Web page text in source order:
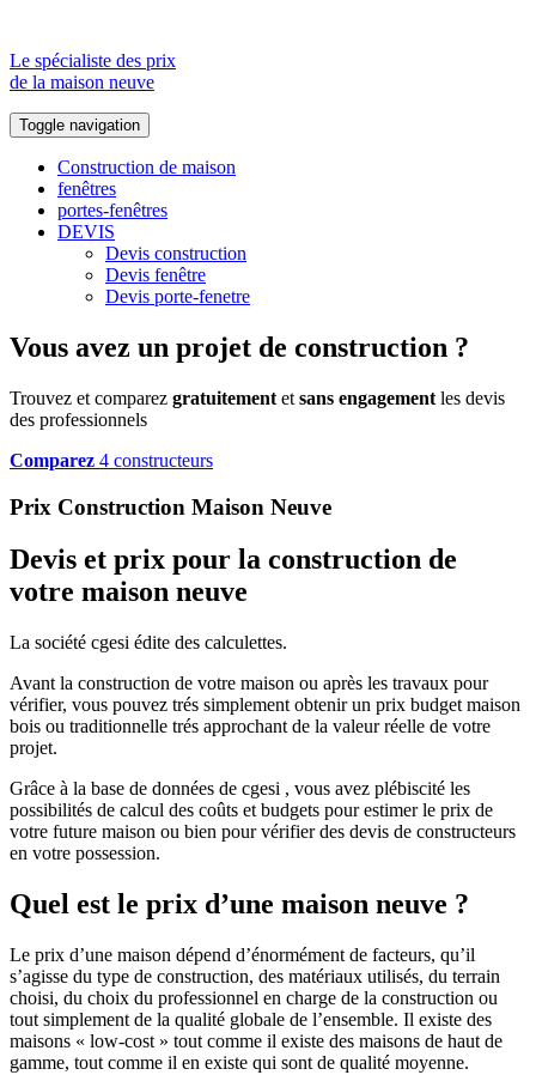
Le spécialiste des prix
de la maison neuve
Toggle navigation
Construction de maison
fenêtres
portes-fenêtres
DEVIS
Devis construction
Devis fenêtre
Devis porte-fenetre
Vous avez un projet de construction ?
Trouvez et comparez gratuitement et sans engagement les devis
des professionnels
Comparez 4 constructeurs
Prix Construction Maison Neuve
Devis et prix pour la construction de
votre maison neuve
La société cgesi édite des calculettes.
Avant la construction de votre maison ou après les travaux pour
vérifier, vous pouvez trés simplement obtenir un prix budget maison
bois ou traditionnelle trés approchant de la valeur réelle de votre
projet.
Grâce à la base de données de cgesi , vous avez plébiscité les
possibilités de calcul des coûts et budgets pour estimer le prix de
votre future maison ou bien pour vérifier des devis de constructeurs
en votre possession.
Quel est le prix d’une maison neuve ?
Le prix d’une maison dépend d’énormément de facteurs, qu’il
s’agisse du type de construction, des matériaux utilisés, du terrain
choisi, du choix du professionnel en charge de la construction ou
tout simplement de la qualité globale de l’ensemble. Il existe des
maisons « low-cost » tout comme il existe des maisons de haut de
gamme, tout comme il en existe qui sont de qualité moyenne.